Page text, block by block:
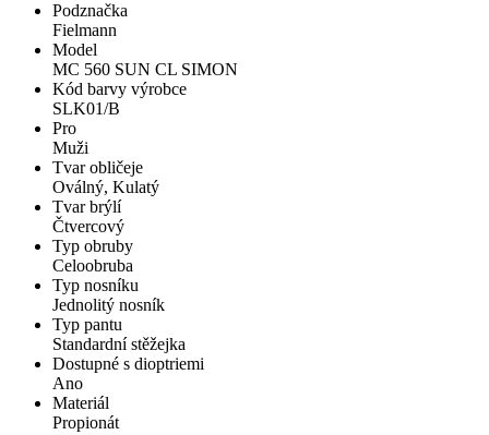
Podznačka
Fielmann
Model
MC 560 SUN CL SIMON
Kód barvy výrobce
SLK01/B
Pro
Muži
Tvar obličeje
Oválný, Kulatý
Tvar brýlí
Čtvercový
Typ obruby
Celoobruba
Typ nosníku
Jednolitý nosník
Typ pantu
Standardní stěžejka
Dostupné s dioptriemi
Ano
Materiál
Propionát